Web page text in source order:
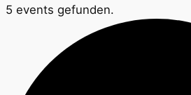
5 events gefunden.